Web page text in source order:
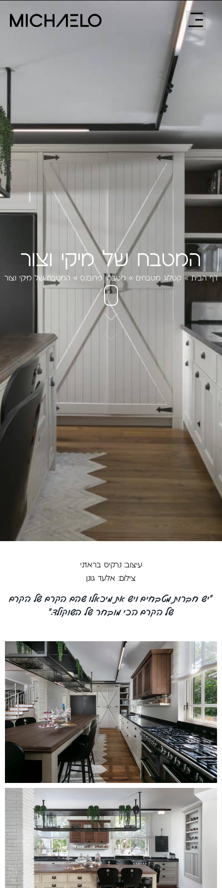
המטבח של מיקי וצור
דף הבית» קטלוג מטבחים »מטבחי פרובנס » המטבח של מיקי וצור
עיצוב: נרקיס בראזני
צילום: אלעד גונן
"יש חברות מטבחים ויש את מיכאלו שהם הקרם של הקרם
של הקרם הכי מובחר של השוקולד."